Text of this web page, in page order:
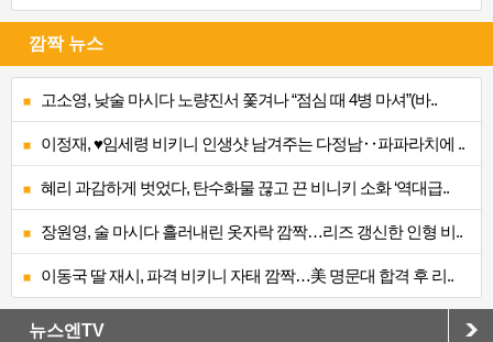
깜짝 뉴스
고소영, 낮술 마시다 노량진서 쫓겨나 “점심 때 4병 마셔”(바..
이정재, ♥임세령 비키니 인생샷 남겨주는 다정남‥파파라치에 ..
혜리 과감하게 벗었다, 탄수화물 끊고 끈 비니키 소화 ‘역대급..
장원영, 술 마시다 흘러내린 옷자락 깜짝…리즈 갱신한 인형 비..
이동국 딸 재시, 파격 비키니 자태 깜짝…美 명문대 합격 후 리..
뉴스엔TV